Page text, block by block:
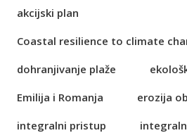
akcijski plan
Coastal resilience to climate
dohranjivanje plaže
Emilija i Romanja
erozija
integralni pristup